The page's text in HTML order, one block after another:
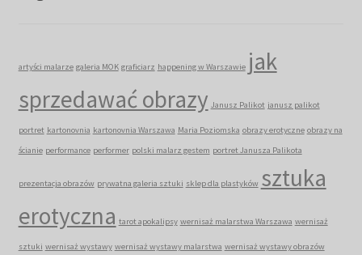
artyści malarze galeria MOK graficiarz happening w Warszawie jak
sprzedawać obrazy Janusz Palikot janusz palikot
portret kartonovnia kartonovnia Warszawa Maria Poziomska obrazy erotyczne obrazy na
ścianie performance performer polski malarz gestem portret Janusza Palikota
prezentacja obrazów prywatna galeria sztuki sklep dla plastyków sztuka
erotyczna tarot apokalipsy wernisaż malarstwa Warszawa wernisaż
sztuki wernisaż wystawy wernisaż wystawy malarstwa wernisaż wystawy obrazów